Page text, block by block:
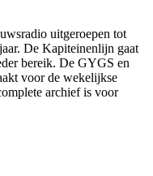
uitgeroepen tot
De Kapiteinenlijn gaat
bereik. De GYGS en
voor de wekelijkse
archief is voor